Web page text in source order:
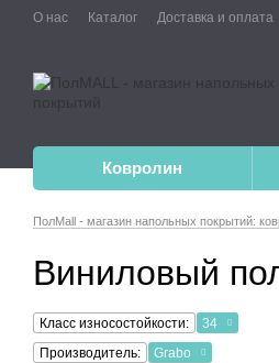
О нас Каталог Доставка и оплата
Ковролин
ПолMall - магазин напольных покрытий:
Виниловый
Класс износостойкости:
34
Производитель:
Grabo